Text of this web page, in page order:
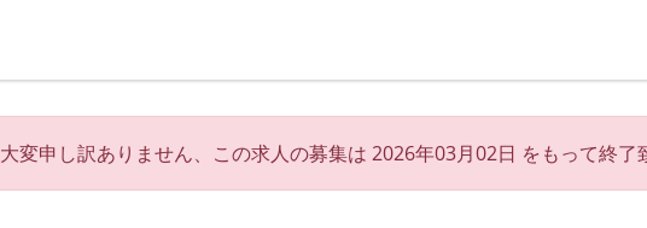
大変申し訳ありません、この求人の募集は 2026年03月02日 をもって終了